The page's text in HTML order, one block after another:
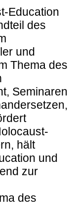
Education
des
und
Thema des
Seminaren
hält
und
zur
des